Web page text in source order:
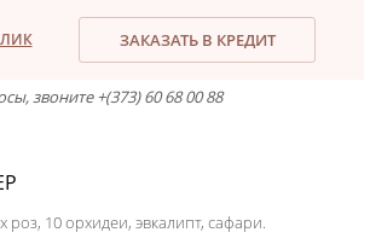
ЗАКАЗАТЬ В КРЕДИТ
звоните +(373) 60 68 00 88
роз, 10 орхидеи, эвкалипт, сафари.